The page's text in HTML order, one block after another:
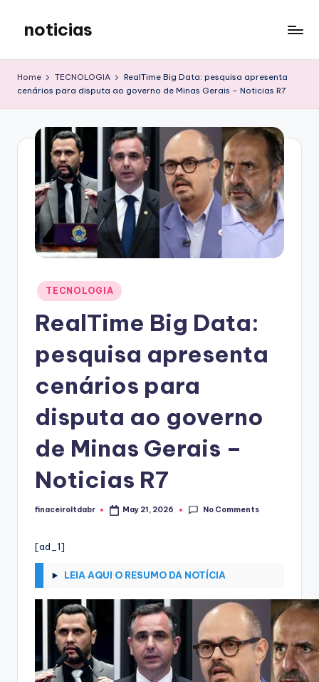
content
noticias
Home TECNOLOGIA
RealTime Big Data: pesquisa apresenta
cenários para disputa ao governo de Minas Gerais – Noticias R7
Posted
in
TECNOLOGIA
RealTime Big Data:
pesquisa apresenta
cenários para
disputa ao governo
de Minas Gerais –
Noticias R7
Posted
finaceiroltdabr May 21, 2026 No Comments
[ad_1]
LEIA AQUI O RESUMO DA NOTÍCIA